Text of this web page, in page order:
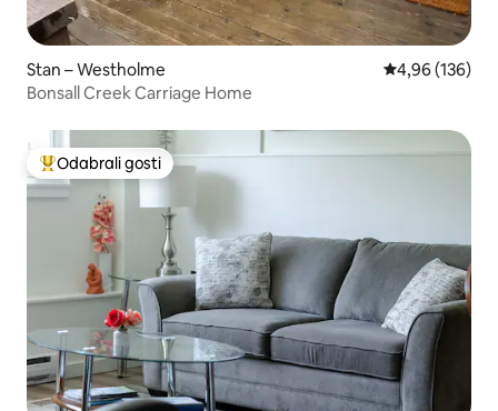
Stan – Westholme Prosječna
4,96 (136)
Bonsall Creek Carriage Home
Među najviše rangiranima s oznakom „Odabrali gosti”
Odabrali gosti